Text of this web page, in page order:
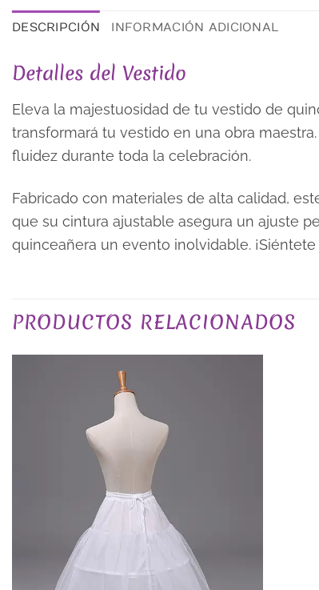
DESCRIPCIÓN INFORMACIÓN ADICIONAL
Detalles del Vestido
Eleva la majestuosidad de tu vestido de
transformará tu vestido en una obra
fluidez durante toda la celebración.
Fabricado con materiales de alta calidad,
que su cintura ajustable asegura un ajuste
quinceañera un evento inolvidable.
PRODUCTOS RELACIONADOS